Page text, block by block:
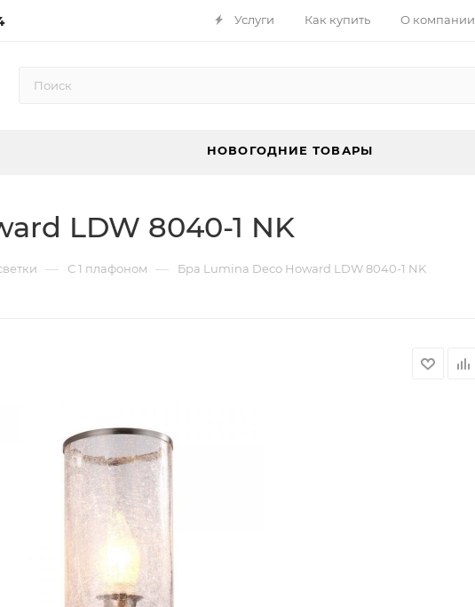
Услуги Как купить О компании
НОВОГОДНИЕ ТОВАРЫ
LDW 8040-1 NK
— С 1 плафоном — Бра Lumina Deco Howard LDW 8040-1 NK